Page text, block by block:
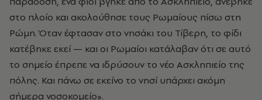
στο πλοίο και ακολούθησε τους Ρωμαίους πίσω στη
Ρώμη. Όταν έφτασαν στο νησάκι του Τίβερη, το φίδι
κατέβηκε εκεί — και οι Ρωμαίοι κατάλαβαν ότι σε αυτό
το σημείο έπρεπε να ιδρύσουν το νέο Ασκληπιείο της
πόλης. Και πάνω σε εκείνο το νησί υπάρχει ακόμη
σήμερα νοσοκομείο».